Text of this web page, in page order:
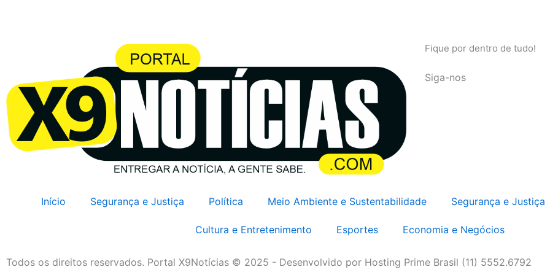
Fique por dentro de tudo!
Siga-nos
Início Segurança e Justiça Política Meio Ambiente e Sustentabilidade Segurança e Justiça
Cultura e Entretenimento Esportes Economia e Negócios
Todos os direitos reservados. Portal X9Notícias © 2025 - Desenvolvido por Hosting Prime Brasil (11) 5552.6792